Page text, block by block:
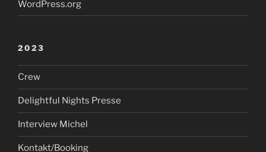
WordPress.org
2023
Crew
Delightful Nights Presse
Interview Michel
Kontakt/Booking